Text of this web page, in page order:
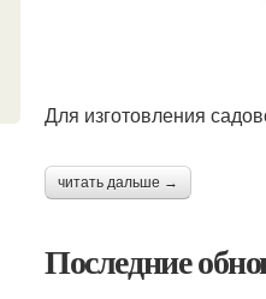
Для изготовления
читать дальше →
Последние